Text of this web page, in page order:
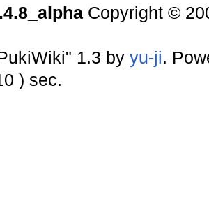
Copyright ©
1.3 by yu-ji.
) sec.